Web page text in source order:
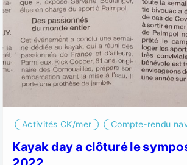
Activités CK/mer Compte-rendu
Kayak day a clôturé le